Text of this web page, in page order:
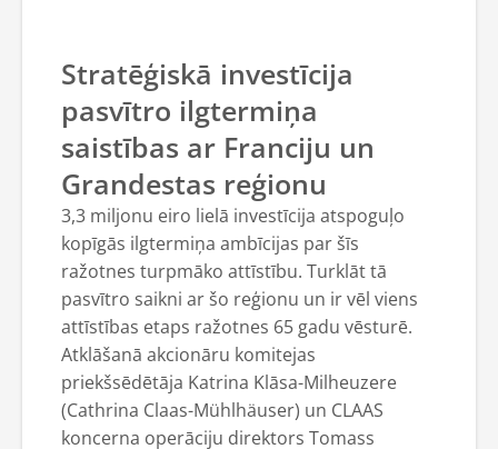
Stratēģiskā investīcija
pasvītro ilgtermiņa
saistības ar Franciju un
Grandestas reģionu
3,3 miljonu eiro lielā investīcija atspoguļo
kopīgās ilgtermiņa ambīcijas par šīs
ražotnes turpmāko attīstību. Turklāt tā
pasvītro saikni ar šo reģionu un ir vēl viens
attīstības etaps ražotnes 65 gadu vēsturē.
Atklāšanā akcionāru komitejas
priekšsēdētāja Katrina Klāsa-Milheuzere
(Cathrina Claas-Mühlhäuser) un CLAAS
koncerna operāciju direktors Tomass